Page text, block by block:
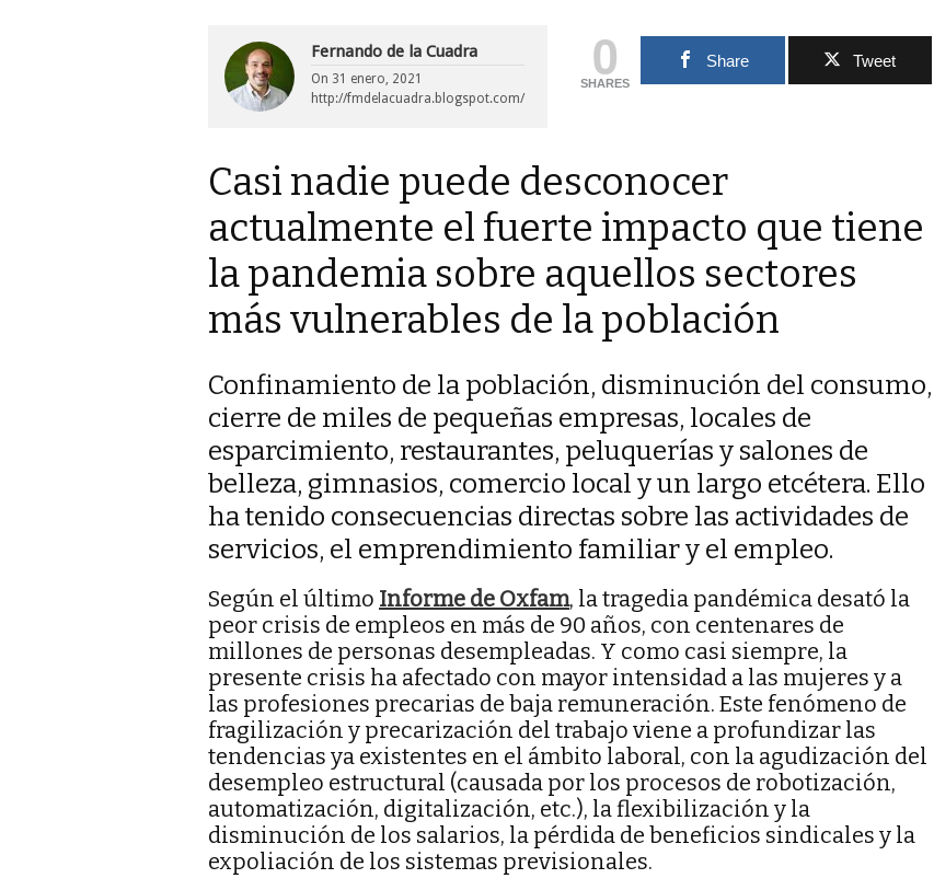
Fernando de la Cuadra
On 31 enero, 2021
http://fmdelacuadra.blogspot.com/
0
SHARES
Share Tweet
Casi nadie puede desconocer
actualmente el fuerte impacto que tiene
la pandemia sobre aquellos sectores
más vulnerables de la población
Confinamiento de la población, disminución del consumo,
cierre de miles de pequeñas empresas, locales de
esparcimiento, restaurantes, peluquerías y salones de
belleza, gimnasios, comercio local y un largo etcétera. Ello
ha tenido consecuencias directas sobre las actividades de
servicios, el emprendimiento familiar y el empleo.
Según el último Informe de Oxfam, la tragedia pandémica desató la
peor crisis de empleos en más de 90 años, con centenares de
millones de personas desempleadas. Y como casi siempre, la
presente crisis ha afectado con mayor intensidad a las mujeres y a
las profesiones precarias de baja remuneración. Este fenómeno de
fragilización y precarización del trabajo viene a profundizar las
tendencias ya existentes en el ámbito laboral, con la agudización del
desempleo estructural (causada por los procesos de robotización,
automatización, digitalización, etc.), la flexibilización y la
disminución de los salarios, la pérdida de beneficios sindicales y la
expoliación de los sistemas previsionales.